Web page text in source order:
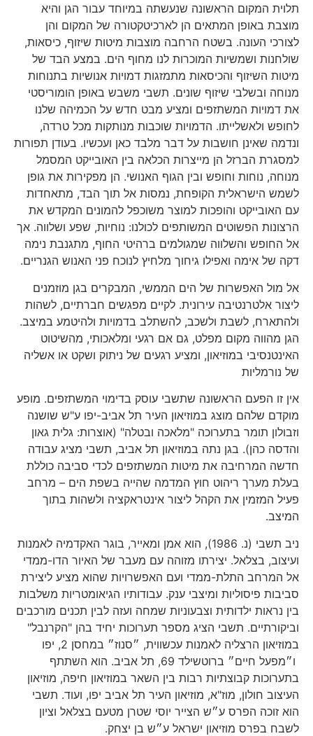
תלוית המקום הראשונה שנעשתה במיוחד עבור הגן והיא
מוצבת באופן המתאים הן לארכיטקטורה של המקום והן
לצורכי העונה. בשטח הרחבה מוצבות מיטות שיזוף, כיסאות,
שולחנות ושמשיות המוכרות לנו מחוף הים. במצע הבד של
מיטות השיזוף והכיסאות מתמזגות דמויות אנושיות בתנוחות
מנוחה ובשלבי שיזוף שונים. תשבי משבש באופן הומוריסטי
את דמויות המשתזפים ומציע מבט חדש על הכמיהה שלנו
לחופש ולאשלייתו. הדמויות שוכבות מנותקות מכל טרדה,
ונדמה שאינן חושבות על דבר מלבד כאן ועכשיו. בעודן תפורות
למסגרת הברזל הן מייצרות הכלאה בין האובייקט המסמל
מנוחה, נוחות וחופש ובין הגוף האנושי. הן מפקירות את גופן
לשמש הישראלית הקופחת, נמסות אל תוך הבד, מתאחדות
עם האובייקט והופכות למוצר משוכפל להמונים המקדש את
הרצונות הפשוטים המשותפים לכולנו: נוחיות, שפע ושלווה. אך
אל החופש והשלווה שמגולמים ברהיטי החוף, מתגנבת נימה
דקה של אימה ואפילו גיחוך מלחיץ לנוכח פני האנוש הגנריים.
אל מול האפשרות של הים הממשי, המבקרים בגן מוזמנים
ליצור אלטרנטיבה עירונית. לקיים מפגשים חברתיים, לשהות
ולהתארח, לשבת ולשכב, להשתלב בדמויות ולהיטמע במיצב.
הגן מהווה מקום מפלט, גם אם רגעי ומלאכותי, מהשיטוט
האינטנסיבי במוזיאון, ומציע רגעים של ניתוק ושקט או אשליה
של נורמליות
אין זו הפעם הראשונה שתשבי עוסק בדימוי המשתזפים. מופע
מוקדם שלהם מוצג במוזיאון העיר תל אביב-יפו ע"ש שושנה
וזבולון תומר בתערוכה "מלאכה ובטלה" (אוצרות: גלית גאון
והדסה כהן). בגן נתה במוזיאון תל אביב, תשבי מציג עבודה
חדשה המרחיבה את מיטות המשתזפים לכדי סביבה כוללת
בעלת מערך ריהוט חוץ המדמה שהייה בשפת הים – מרחב
פעיל המזמין את הקהל ליצור אינטראקציה ולשהות בתוך
המיצב.
ניב תשבי (נ. 1986), הוא אמן ומאייר, בוגר האקדמיה לאמנות
ועיצוב, בצלאל. יצירתו מזוהה עם מעבר של האיור הדו-ממדי
אל המרחב התלת-ממדי ועם האפשרויות שהוא מציע ליצירת
סביבות פיסוליות ומיצבי ענק. עבודותיו הגיאומטריות משלבות
בין נראות ילדותית וצבעוניות שמחה ועזה לבין תכנים מורכבים
וביקורתיים. תשבי הציג מספר תערוכות יחיד בהן "הקרנבל"
במוזיאון הרצליה לאמנות עכשווית, ״סנוז״ במחסן 2, יפו
ו״מפעל חיים״ ברוטשילד 69, תל אביב. הוא השתתף
בתערוכות קבוצתיות רבות בין השאר במוזיאון חיפה, מוזיאון
העיצוב חולון, מוז"א, מוזיאון העיר תל אביב יפו, ועוד. תשבי
הוא זוכה הפרס ע״ש הצייר יוסי שטרן מטעם בצלאל וציון
לשבח בפרס מוזיאון ישראל ע״ש בן יצחק.